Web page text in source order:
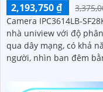
2,193,750 ₫
Camera IPC3614LB-
nhà uniview với độ
qua dây mạng, có khả
người, nhìn ban đêm